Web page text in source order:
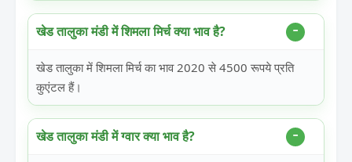
खेड तालुका मंडी में शिमला मिर्च क्या भाव है?
खेड तालुका में शिमला मिर्च का भाव 2020 से 4500 रूपये प्रति
कुएंटल हैं।
खेड तालुका मंडी में ग्वार क्या भाव है?